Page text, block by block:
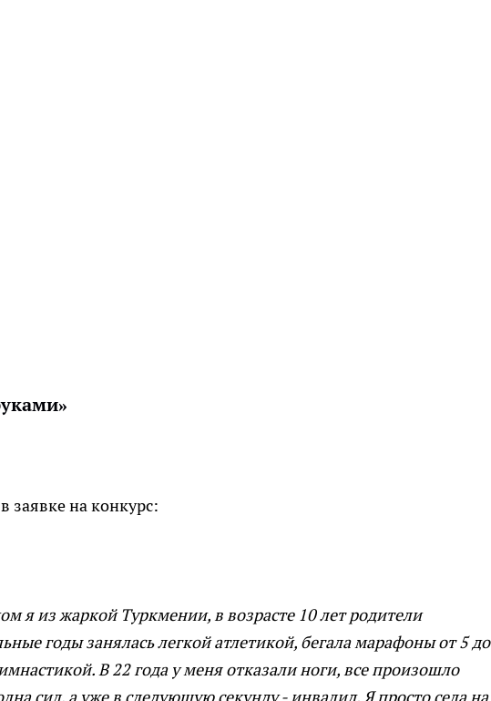
заявке на конкурс:
я из жаркой Туркмении, в возрасте 10 лет родители
годы занялась легкой атлетикой, бегала марафоны от 5 до
В 22 года у меня отказали ноги, все произошло